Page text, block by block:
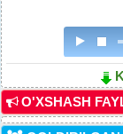
O'XSHASH